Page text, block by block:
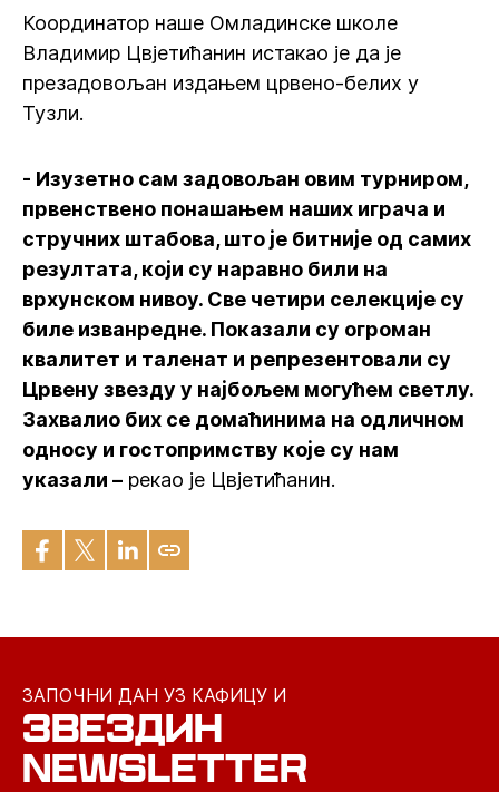
Координатор наше Омладинске школе
Владимир Цвјетићанин истакао је да је
презадовољан издањем црвено-белих у
Тузли.
- Изузетно сам задовољан овим турниром,
првенствено понашањем наших играча и
стручних штабова, што је битније од самих
резултата, који су наравно били на
врхунском нивоу. Све четири селекције су
биле изванредне. Показали су огроман
квалитет и таленат и репрезентовали су
Црвену звезду у најбољем могућем светлу.
Захвалио бих се домаћинима на одличном
односу и гостопримству које су нам
указали – рекао је Цвјетићанин.
ЗАПОЧНИ ДАН УЗ КАФИЦУ И
ЗВЕЗДИН
NEWSLETTER